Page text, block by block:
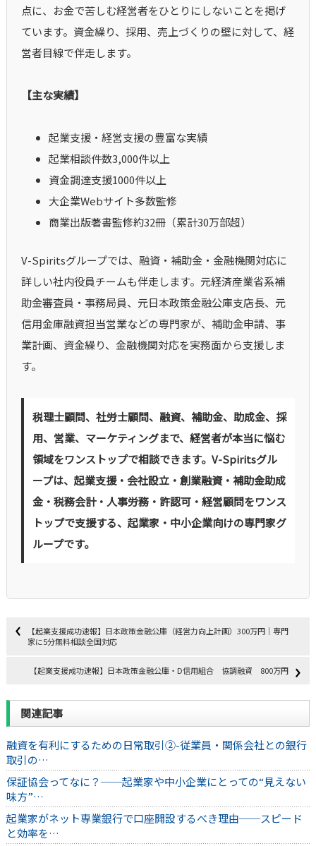
点に、お金で苦しむ経営者をひとりにしないことを掲げ
ています。資金繰り、採用、売上づくりの壁に対して、経
営者目線で伴走します。
【主な実績】
起業支援・経営支援の豊富な実績
起業相談件数3,000件以上
資金調達支援1000件以上
大企業Webサイト多数監修
商業出版著書監修約32冊（累計30万部超）
V-Spiritsグループでは、融資・補助金・金融機関対応に
詳しい社内役員チームも伴走します。元経済産業省系補
助金審査員・事務局員、元日本政策金融公庫支店長、元
信用金庫融資担当営業などの専門家が、補助金申請、事
業計画、資金繰り、金融機関対応を実務面から支援しま
す。
税理士顧問、社労士顧問、融資、補助金、助成金、採
用、営業、マーケティングまで、経営者が本当に悩む
領域をワンストップで相談できます。V-Spiritsグル
ープは、起業支援・会社設立・創業融資・補助金助成
金・税務会計・人事労務・許認可・経営顧問をワンス
トップで支援する、起業家・中小企業向けの専門家グ
ループです。
【起業支援成功速報】日本政策金融公庫（経営力向上計画）300万円｜専門
家に5分無料相談全国対応
【起業支援成功速報】日本政策金融公庫・D信用組合 協調融資 800万円
関連記事
融資を有利にするための日常取引②-従業員・関係会社との銀行
取引の…
保証協会ってなに？──起業家や中小企業にとっての“見えない
味方”…
起業家がネット専業銀行で口座開設するべき理由──スピード
と効率を…